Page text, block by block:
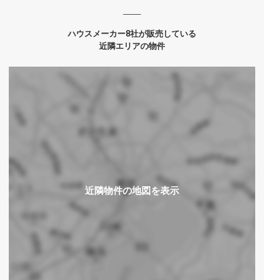
ハウスメーカー8社が販売している
近隣エリアの物件